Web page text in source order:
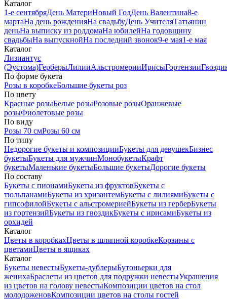
Каталог
1-е сентябряДень МатериНовый ГодДень Валентина8-е
мартаНа день рожденияНа свадьбуДень УчителяТатьянин
деньНа выписку из роддомаНа юбилейНа годовщину
свадьбыНа выпускнойНа последний звонок9-е мая1-е мая
Каталог
Лизиантус
(Эустома)ГерберыЛилииАльстромерииИрисыГортензии
По форме букета
Розы в коробкеБольшие букеты роз
По цвету
Красные розыБелые розыРозовые розыОранжевые
розыФиолетовые розы
По виду
Розы 70 смРозы 60 см
По типу
Недорогие букеты и композицииБукеты для девушекБизнес
букетыБукеты для мужчинМонобукетыКрафт
букетыМаленькие букетыБольшие букетыДорогие букеты
По составу
Букеты с пионамиБукеты из фруктовБукеты с
тюльпанамиБукеты из хризантемБукеты с лилиямиБукеты с
гипсофилойБукеты с альстромериейБукеты из герберБукеты
из гортензийБукеты из гвоздикБукеты с ирисамиБукеты из
орхидей
Каталог
Цветы в коробкахЦветы в шляпной коробкеКорзины с
цветамиЦветы в ящиках
Каталог
Букеты невестыБукеты-дублерыБутоньерки для
женихаБраслеты из цветов для подружки невестыУкрашения
из цветов на голову невестыКомпозиции цветов на стол
молодоженовКомпозиции цветов на столы гостей